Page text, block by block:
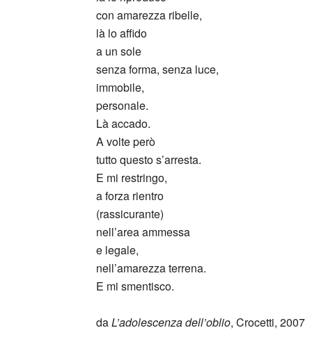
con amarezza ribelle,
là lo affido
a un sole
senza forma, senza luce,
immobile,
personale.
Là accado.
A volte però
tutto questo s’arresta.
E mi restringo,
a forza rientro
(rassicurante)
nell’area ammessa
e legale,
nell’amarezza terrena.
E mi smentisco.
daL’adolescenza dell’oblio, Crocetti, 2007